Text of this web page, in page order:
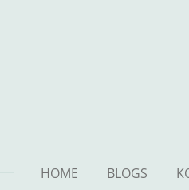
HOME BLOGS